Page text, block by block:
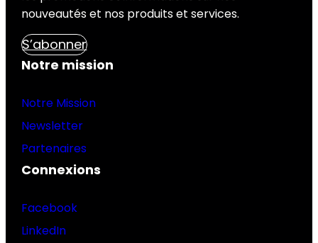
nouveautés et nos produits et services.
S’abonner
Notre mission
Notre Mission
Newsletter
Partenaires
Connexions
Facebook
LinkedIn